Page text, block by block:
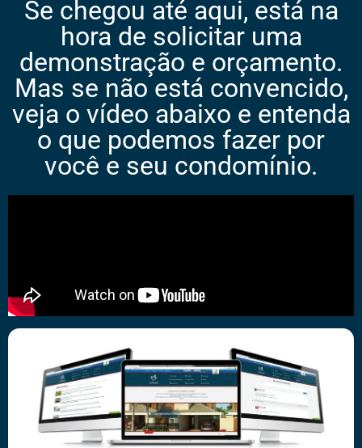
Se chegou até aqui, está na
hora de solicitar uma
demonstração e orçamento.
Mas se não está convencido,
veja o vídeo abaixo e entenda
o que podemos fazer por
você e seu condomínio.